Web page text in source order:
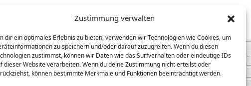
Zustimmung verwalten
dir ein optimales Erlebnis zu bieten, verwenden wir Technologien wie Cookies, um
zu speichern und/oder darauf zuzugreifen. Wenn du diesen
zustimmst, können wir Daten wie das Surfverhalten oder eindeutige IDs
dieser Website verarbeiten. Wenn du deine Zustimmung nicht erteilst oder
können bestimmte Merkmale und Funktionen beeinträchtigt werden.